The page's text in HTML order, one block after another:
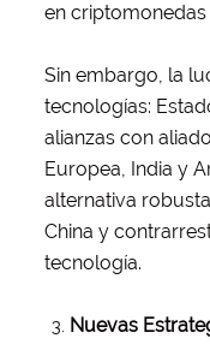
en
Sin embargo, la
tecnologías:
alianzas con
Europea, India y
alternativa
China y
tecnología.
Nuevas